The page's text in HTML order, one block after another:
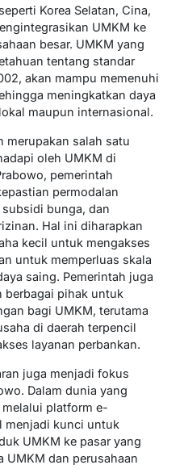
Korea Selatan, Cina,
UMKM ke
besar. UMKM yang
tentang standar
akan mampu memenuhi
meningkatkan daya
maupun internasional.
merupakan salah satu
oleh UMKM di
pemerintah
permodalan
bunga, dan
Hal ini diharapkan
kecil untuk mengakses
untuk memperluas skala
saing. Pemerintah juga
berbagai pihak untuk
bagi UMKM, terutama
di daerah terpencil
layanan perbankan.
juga menjadi fokus
Dalam dunia yang
platform e-
menjadi kunci untuk
UMKM ke pasar yang
UMKM dan perusahaan